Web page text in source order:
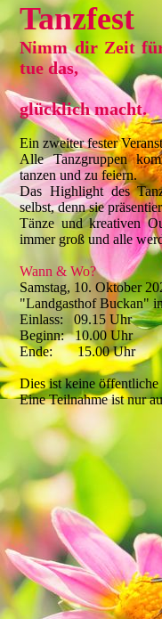
Tanzfest
Nimm dir Zeit
tue das,
glücklich macht.
Ein zweiter fester
Alle Tanzgruppen
tanzen und zu feiern.
Das Highlight des
selbst, denn sie
Tänze und kreativen
immer groß und alle
Wann & Wo?
Samstag, 10. Oktober
"Landgasthof Buckan"
Einlass: 09.15 Uhr
Beginn: 10.00 Uhr
Ende: 15.00 Uhr
Dies ist keine öffentliche
Eine Teilnahme ist nur